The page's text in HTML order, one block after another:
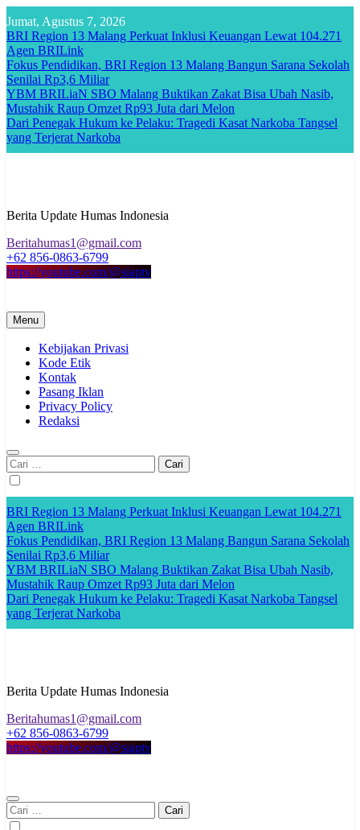
to
content
Jumat, Agustus 7, 2026
BRI Region 13 Malang Perkuat Inklusi Keuangan Lewat 104.271
Agen BRILink
Fokus Pendidikan, BRI Region 13 Malang Bangun Sarana Sekolah
Senilai Rp3,6 Miliar
YBM BRILiaN SBO Malang Buktikan Zakat Bisa Ubah Nasib,
Mustahik Raup Omzet Rp93 Juta dari Melon
Dari Penegak Hukum ke Pelaku: Tragedi Kasat Narkoba Tangsel
yang Terjerat Narkoba
Berita Update Humas Indonesia
Beritahumas1@gmail.com
+62 856-0863-6799
https://youtube.com/@siaptv
Menu
Kebijakan Privasi
Kode Etik
Kontak
Pasang Iklan
Privacy Policy
Redaksi
Cari
untuk:
BRI Region 13 Malang Perkuat Inklusi Keuangan Lewat 104.271
Agen BRILink
Fokus Pendidikan, BRI Region 13 Malang Bangun Sarana Sekolah
Senilai Rp3,6 Miliar
YBM BRILiaN SBO Malang Buktikan Zakat Bisa Ubah Nasib,
Mustahik Raup Omzet Rp93 Juta dari Melon
Dari Penegak Hukum ke Pelaku: Tragedi Kasat Narkoba Tangsel
yang Terjerat Narkoba
Berita Update Humas Indonesia
Beritahumas1@gmail.com
+62 856-0863-6799
https://youtube.com/@siaptv
Cari
untuk: